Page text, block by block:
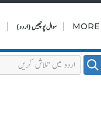
| سوال پوچھیں (اردو) | MORE